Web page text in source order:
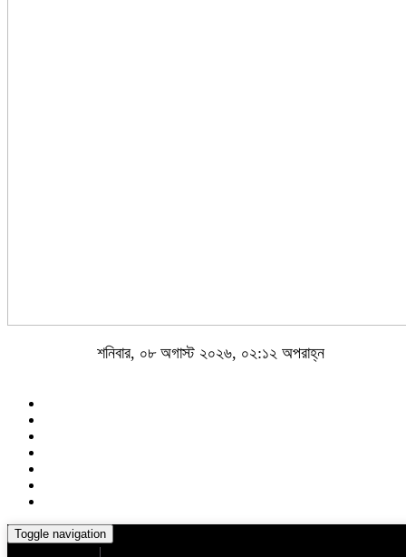
শনিবার, ০৮ অগাস্ট ২০২৬, ০২:১২ অপরাহ্ন
Toggle navigation